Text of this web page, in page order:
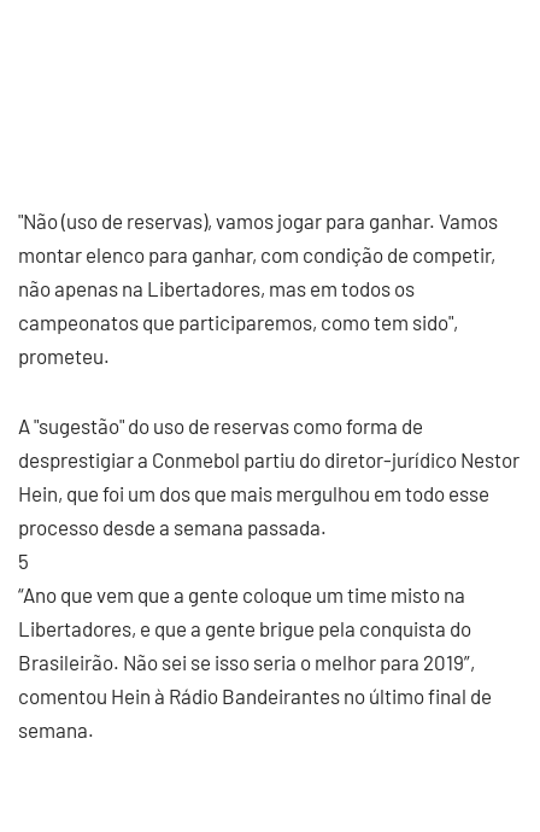
"Não (uso de reservas), vamos jogar para ganhar. Vamos
montar elenco para ganhar, com condição de competir,
não apenas na Libertadores, mas em todos os
campeonatos que participaremos, como tem sido",
prometeu.
A "sugestão" do uso de reservas como forma de
desprestigiar a Conmebol partiu do diretor-jurídico Nestor
Hein, que foi um dos que mais mergulhou em todo esse
processo desde a semana passada.
5
“Ano que vem que a gente coloque um time misto na
Libertadores, e que a gente brigue pela conquista do
Brasileirão. Não sei se isso seria o melhor para 2019”,
comentou Hein à Rádio Bandeirantes no último final de
semana.